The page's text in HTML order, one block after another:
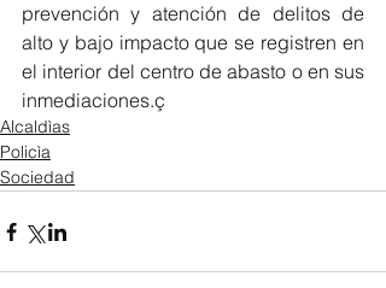
prevención y atención de delitos de
alto y bajo impacto que se registren en
el interior del centro de abasto o en sus
inmediaciones.ç
Alcaldìas
Policìa
Sociedad